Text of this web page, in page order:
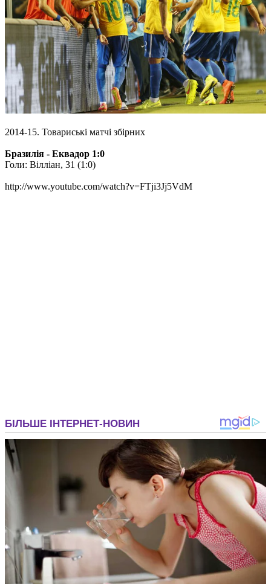
2014-15. Товариські матчі збірних
Бразилія - Еквадор 1:0
Голи: Вілліан, 31 (1:0)
http://www.youtube.com/watch?v=FTji3Jj5VdM